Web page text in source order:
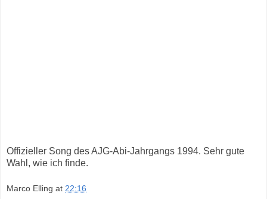
Offizieller Song des AJG-Abi-Jahrgangs 1994. Sehr gute
Wahl, wie ich finde.
Marco Elling at 22:16